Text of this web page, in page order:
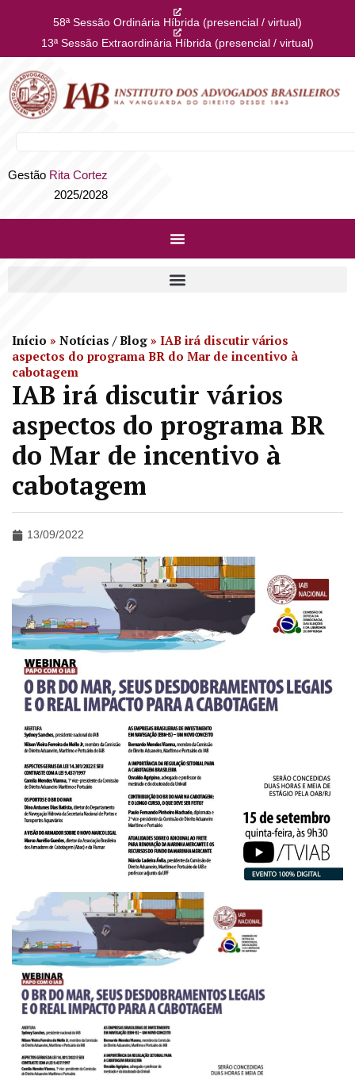
58ª Sessão Ordinária Híbrida (presencial / virtual)
13ª Sessão Extraordinária Híbrida (presencial / virtual)
Gestão Rita Cortez
2025/2028
Início » Notícias / Blog » IAB irá discutir vários
aspectos do programa BR do Mar de incentivo à
cabotagem
IAB irá discutir vários
aspectos do programa BR
do Mar de incentivo à
cabotagem
13/09/2022